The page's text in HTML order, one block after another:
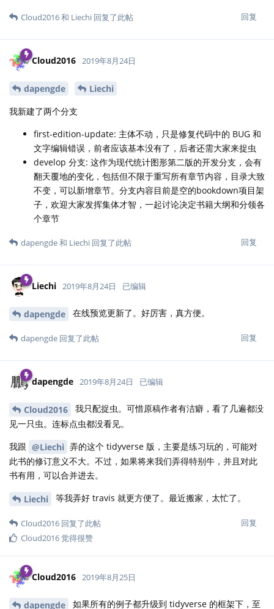
回复
Cloud2016和 Liechi 回复了此帖
Cloud2016 2019年8月24日
dapengde
Liechi
我新建了两个分支
first-edition-update: 主体不动，只是修复代码中的 BUG 和
文字编辑错误，前者应该基本没有了，后者还需大家来捉虫
develop 分支: 这作为现代统计图形第二版的开发分支，会有
翻天覆地的变化，包括但不限于重写所有章节内容，目录大致
不变，可以新增章节。分支内容目前是空的bookdown项目架
子，欢迎大家发挥集体才智，一起讨论决定书籍大纲和分领各
个章节
回复
dapengde和 Liechi 回复了此帖
Liechi 2019年8月24日 已编辑
dapengde 在线预览更新了。好厉害，真方便。
回复
dapengde 回复了此帖
dapengde 2019年8月24日 已编辑
Cloud2016
我只配捉虫。可惜原稿作者有洁癖，看了几遍都没
见一只虫。连标点虫都没看见。
我跟 @Liechi 弄的这个 tidyverse 版，主要是练习玩的，可能对
此书的修订意义不大。不过，如果将来我们弄得特别牛，并且对此
书有用，可以合并进去。
Liechi 等我弄好 travis 就更方便了。最近搬家，太忙了。
回复
Cloud2016 回复了此帖
Cloud2016觉得很赞
Cloud2016 2019年8月25日
dapengde 如果所有的例子都升级到 tidyverse 的框架下，至